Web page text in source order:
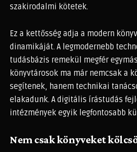
szakirodalmi kötetek.
Ez a kettősség adja a modern
dinamikáját. A legmodernebb
tudásbázis remekül megfér
könyvtárosok ma már nemcsak a
segítenek, hanem technikai
elakadunk. A digitális írástudás
intézmények egyik legfontosabb
Nem csak könyveket